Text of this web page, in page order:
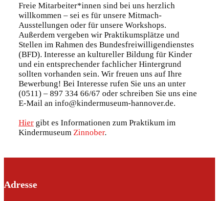
Freie Mitarbeiter*innen sind bei uns herzlich
willkommen – sei es für unsere Mitmach-
Ausstellungen oder für unsere Workshops.
Außerdem vergeben wir Praktikumsplätze und
Stellen im Rahmen des Bundesfreiwilligendienstes
(BFD). Interesse an kultureller Bildung für Kinder
und ein entsprechender fachlicher Hintergrund
sollten vorhanden sein. Wir freuen uns auf Ihre
Bewerbung! Bei Interesse rufen Sie uns an unter
(0511) – 897 334 66/67 oder schreiben Sie uns eine
E-Mail an info@kindermuseum-hannover.de.
Hier gibt es Informationen zum Praktikum im
Kindermuseum Zinnober.
Adresse